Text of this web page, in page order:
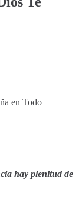
hay plenitud de